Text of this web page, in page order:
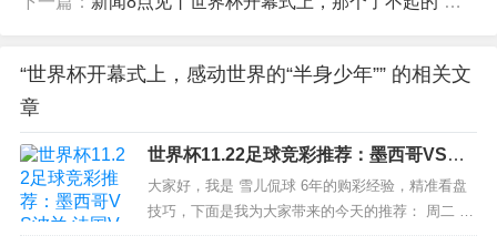
“世界杯开幕式上，感动世界的“半身少年”” 的相关文
章
世界杯11.22足球竞彩推荐：墨西哥VS波
兰 法国VS澳大利亚
大家好，我是 雪儿侃球 6年的购彩经验，精准看盘
技巧，下面是我为大家带来的今天的推荐： 周二 00
7 世界杯 墨西哥VS波兰参考——平 让负 比分:1-1